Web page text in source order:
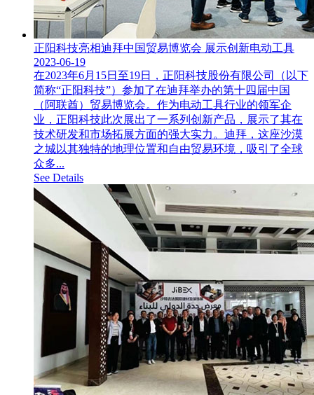
正阳科技亮相迪拜中国贸易博览会 展示创新电动工具
2023-06-19
在2023年6月15日至19日，正阳科技股份有限公司（以下
简称“正阳科技”）参加了在迪拜举办的第十四届中国
（阿联酋）贸易博览会。作为电动工具行业的领军企
业，正阳科技此次展出了一系列创新产品，展示了其在
技术研发和市场拓展方面的强大实力。迪拜，这座沙漠
之城以其独特的地理位置和自由贸易环境，吸引了全球
众多...
See Details